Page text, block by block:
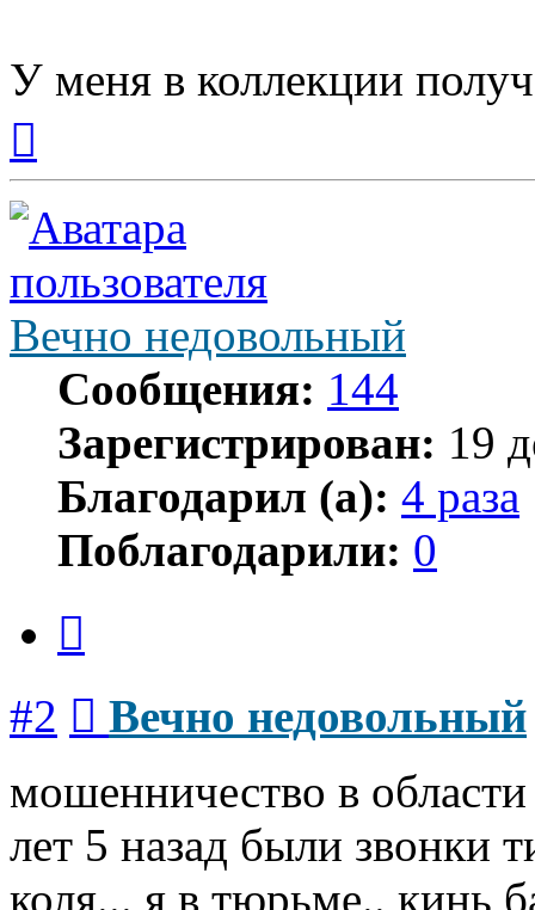
У меня в коллекции
началу
Вечно недовольный
Сообщения: 144
Зарегистрирован: 19
Благодарил (а): 4 раза
Поблагодарили: 0
#2 Вечно недовольный
мошенничество в
лет 5 назад были звонки
коля... я в тюрьме.. кинь